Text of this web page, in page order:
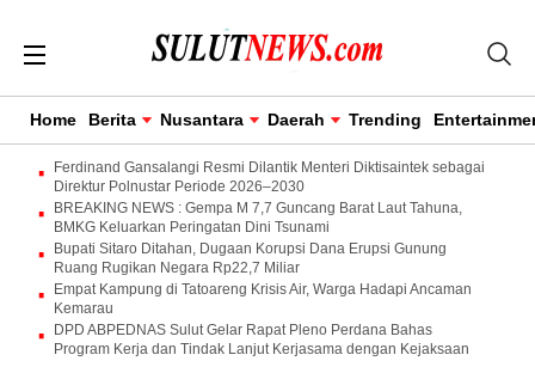
Home Berita Nusantara Daerah Trending
Ferdinand Gansalangi Resmi Dilantik Menteri Diktisaintek sebagai
Direktur Polnustar Periode 2026–2030
BREAKING NEWS : Gempa M 7,7 Guncang Barat Laut Tahuna,
BMKG Keluarkan Peringatan Dini Tsunami
Bupati Sitaro Ditahan, Dugaan Korupsi Dana Erupsi Gunung
Ruang Rugikan Negara Rp22,7 Miliar
Empat Kampung di Tatoareng Krisis Air, Warga Hadapi Ancaman
Kemarau
DPD ABPEDNAS Sulut Gelar Rapat Pleno Perdana Bahas
Program Kerja dan Tindak Lanjut Kerjasama dengan Kejaksaan